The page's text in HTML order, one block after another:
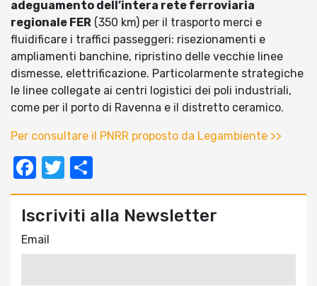
adeguamento dell’intera rete ferroviaria
regionale FER (350 km) per il trasporto merci e
fluidificare i traffici passeggeri: risezionamenti e
ampliamenti banchine, ripristino delle vecchie linee
dismesse, elettrificazione. Particolarmente strategiche
le linee collegate ai centri logistici dei poli industriali,
come per il porto di Ravenna e il distretto ceramico.
Per consultare il PNRR proposto da Legambiente >>
Facebook
Twitter
Iscriviti alla Newsletter
Email